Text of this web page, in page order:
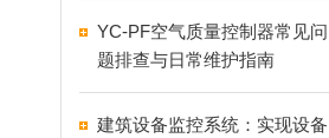
YC-PF空气质量控制器常见问
题排查与日常维护指南
建筑设备监控系统：实现设备